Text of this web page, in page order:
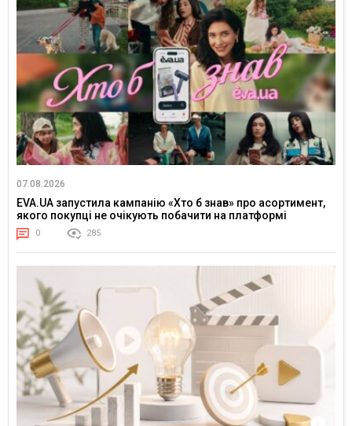
07.08.2026
EVA.UA запустила кампанію «Хто б знав» про асортимент,
якого покупці не очікують побачити на платформі
0 285